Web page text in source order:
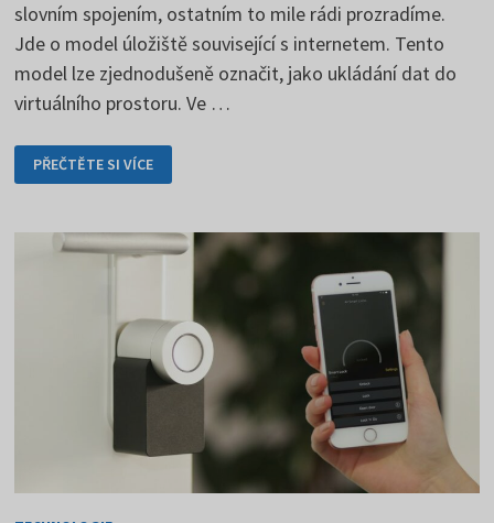
slovním spojením, ostatním to mile rádi prozradíme.
Jde o model úložiště související s internetem. Tento
model lze zjednodušeně označit, jako ukládání dat do
virtuálního prostoru. Ve …
CLOUD
COMPUTING
VÍTĚZÍ
ÚLOŽIŠTĚM
PŘEČTĚTE SI VÍCE